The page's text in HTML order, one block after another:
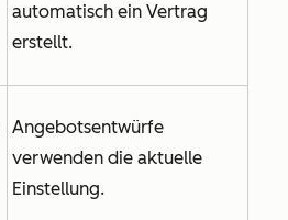
automatisch ein Vertrag
erstellt.
Angebotsentwürfe
verwenden die aktuelle
Einstellung.